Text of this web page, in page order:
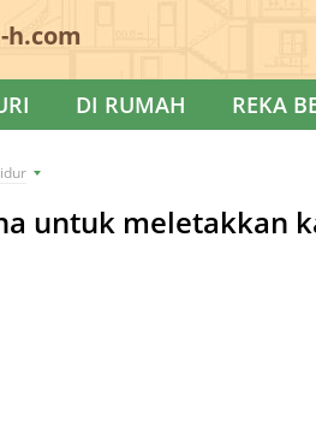
h.com
DI RUMAH REKA
untuk meletakkan